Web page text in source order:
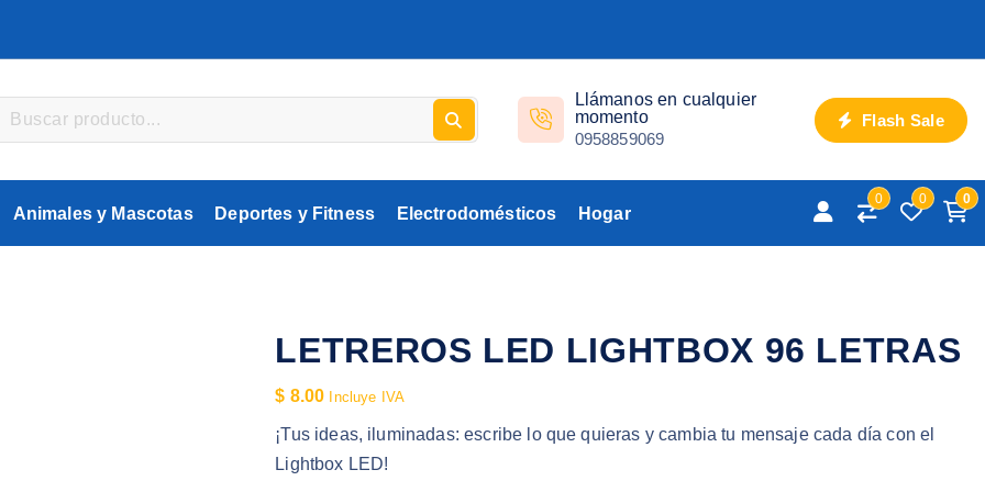
Llámanos en cualquier
momento
0958859069
Flash Sale
Animales y Mascotas Deportes y Fitness Electrodomésticos Hogar
0 0 0
LETREROS LED LIGHTBOX 96 LETRAS
$ 8.00 Incluye IVA
¡Tus ideas, iluminadas: escribe lo que quieras y cambia tu mensaje cada día con el
Lightbox LED!